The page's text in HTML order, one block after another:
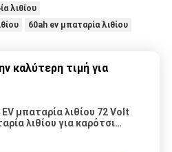
λιθίου
60ah ev μπαταρία λιθίου
καλύτερη τιμή για
EV μπαταρία λιθίου 72 Volt
λιθίου για καρότσι